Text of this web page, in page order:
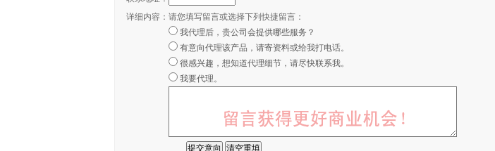
详细内容： 请您填写留言或选择下列快捷留言：
我代理后，贵公司会提供哪些服务？
有意向代理该产品，请寄资料或给我打电话。
很感兴趣，想知道代理细节，请尽快联系我。
我要代理。